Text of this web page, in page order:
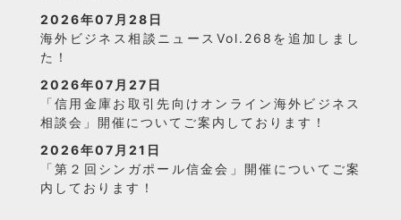
2026年07月28日
海外ビジネス相談ニュースVol.268を追加しまし
た！
2026年07月27日
「信用金庫お取引先向けオンライン海外ビジネス
相談会」開催についてご案内しております！
2026年07月21日
「第２回シンガポール信金会」開催についてご案
内しております！